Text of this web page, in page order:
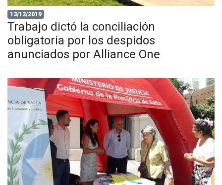
13/12/2019
Trabajo dictó la conciliación
obligatoria por los despidos
anunciados por Alliance One